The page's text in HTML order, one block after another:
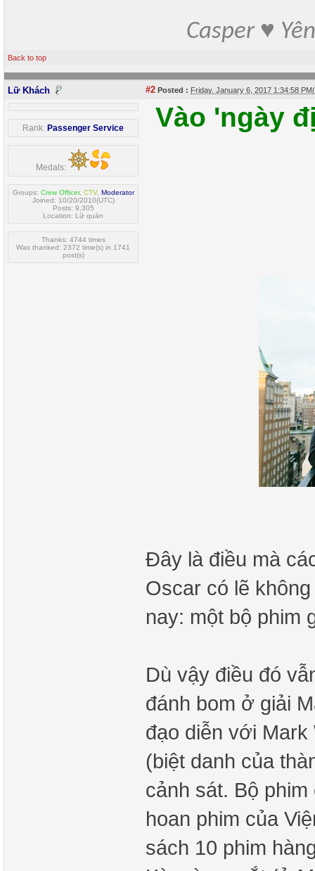
Casper ♥
Back to top
Lữ Khách #2 Posted : Friday, January 6, 2017 1:34:58
Rank: Passenger Service
Medals:
Groups: Crew Officer, CTV, Moderator
Joined: 10/20/2010(UTC)
Posts: 9,305
Location: Lữ quán
Thanks: 4744 times
Was thanked: 2372 time(s) in 1741
post(s)
Vào 'ngày
Đây là điều mà
Oscar có lẽ
nay: một bộ phim
Dù vậy điều đó
đánh bom ở giải
đạo diễn với
(biệt danh của
cảnh sát. Bộ
hoan phim của
sách 10 phim